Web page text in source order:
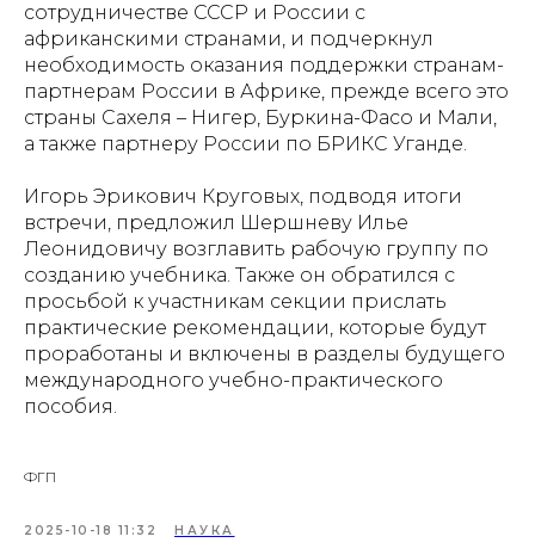
сотрудничестве СССР и России с
африканскими странами, и подчеркнул
необходимость оказания поддержки странам-
партнерам России в Африке, прежде всего это
страны Сахеля – Нигер, Буркина-Фасо и Мали,
а также партнеру России по БРИКС Уганде.
Игорь Эрикович Круговых, подводя итоги
встречи, предложил Шершневу Илье
Леонидовичу возглавить рабочую группу по
созданию учебника. Также он обратился с
просьбой к участникам секции прислать
практические рекомендации, которые будут
проработаны и включены в разделы будущего
международного учебно-практического
пособия.
ФГП
2025-10-18 11:32 НАУКА